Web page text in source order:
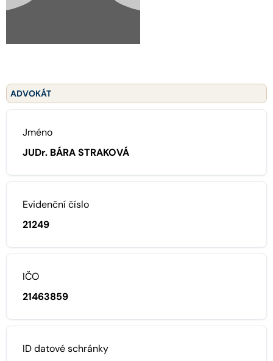
ADVOKÁT
Jméno
JUDr. BÁRA STRAKOVÁ
Evidenční číslo
21249
IČO
21463859
ID datové schránky